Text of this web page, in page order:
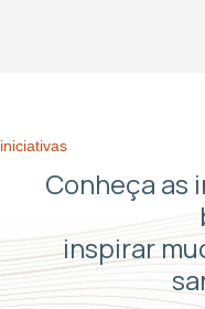
iniciativas
Conheça as
inspirar